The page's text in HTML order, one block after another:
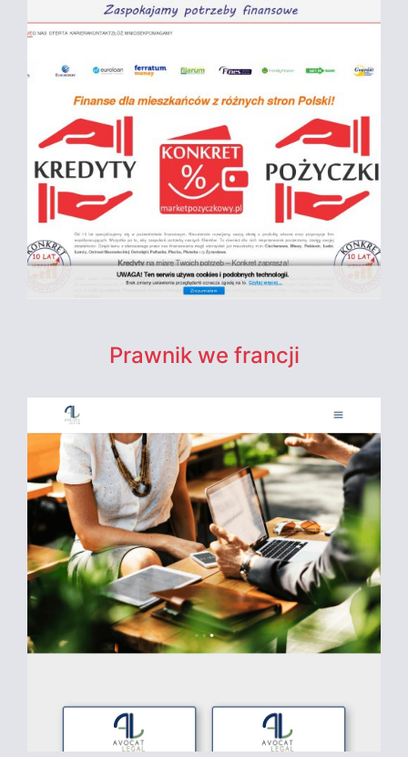
Prawnik we francji